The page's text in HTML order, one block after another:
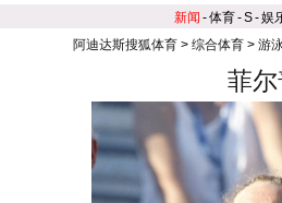
新闻 -体育-S-娱
阿迪达斯搜狐体育> 综合体育> 游
菲